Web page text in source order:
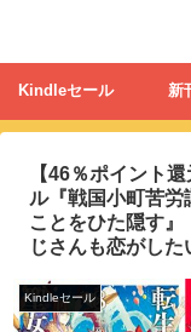
Kindleセール 新
【46％ポイント
ル『戦国小町苦労
ことをひた隠す
じさんも恋がした
Kindleセール